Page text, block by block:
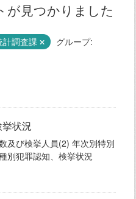
が見つかりました
計調査課
グループ:
状況
及び検挙人員(2) 年次別特別
別犯罪認知、検挙状況